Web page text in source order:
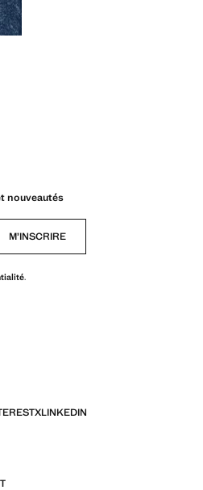
nouveautés
M’INSCRIRE
.
XLINKEDIN